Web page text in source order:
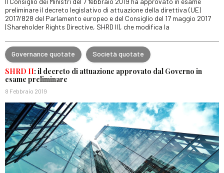
preliminare il decreto legislativo di attuazione della direttiva (UE)
2017/828 del Parlamento europeo e del Consiglio del 17 maggio 2017
(Shareholder Rights Directive, SHRD II), che modifica la
Governance quotate Società quotate
SHRD II: il decreto di attuazione approvato dal Governo in
esame preliminare
8 Febbraio 2019